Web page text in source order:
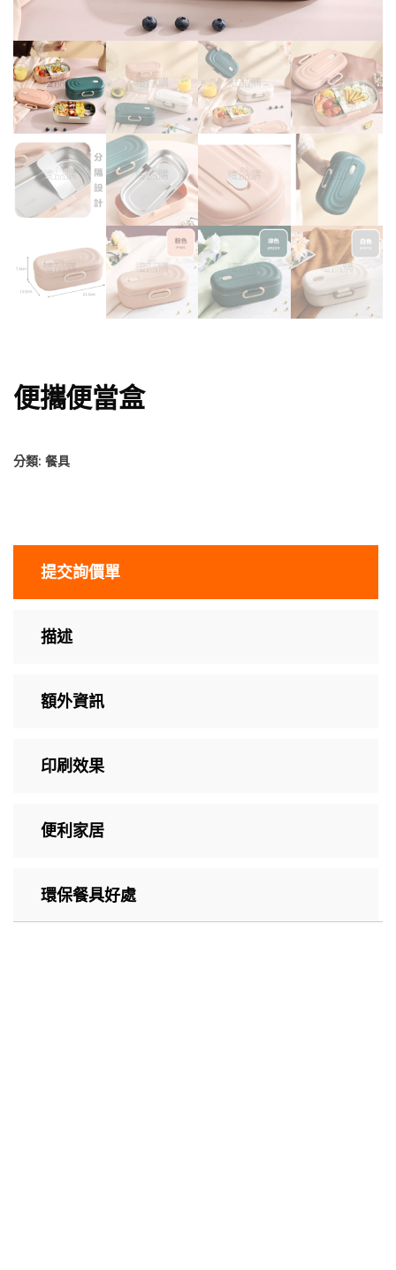
便攜便當盒
分類: 餐具
提交詢價單
描述
額外資訊
印刷效果
便利家居
環保餐具好處